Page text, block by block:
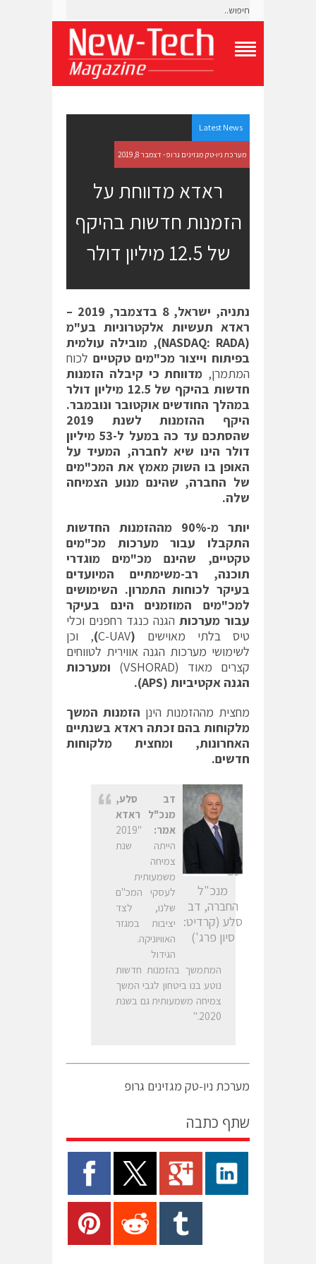
g
l
e
N
a
n
Latest News
מערכת ניו-טק מגזינים גרופ - דצמבר 8, 2019
ראדא מדווחת על
הזמנות חדשות בהיקף
של 12.5 מיליון דולר
נתניה, ישראל, 8 בדצמבר, 2019 –
ראדא תעשיות אלקטרוניות בע"מ
(
NASDAQ: RADA), מובילה עולמית
בפיתוח וייצור מכ"מים טקטיים לכוח
המתמרן, מדווחת כי קיבלה הזמנות
חדשות בהיקף של 12.5 מיליון דולר
במהלך החודשים אוקטובר ונובמבר.
היקף ההזמנות לשנת 2019
שהסתכם עד כה במעל ל-53 מיליון
דולר הינו שיא לחברה, המעיד על
האופן בו השוק מאמץ את המכ"מים
של החברה, שהינם מנוע הצמיחה
שלה.
יותר מ-90% מההזמנות החדשות
התקבלו עבור מערכות מכ"מים
טקטיים, שהינם מכ"מים מוגדרי
תוכנה, רב-משימתיים המיועדים
בעיקר לכוחות התמרון. השימושים
למכ"מים המוזמנים הינם בעיקר
עבור מערכות הגנה כנגד רחפנים וכלי
טיס בלתי מאוישים (
C-UAV
), וכן
לשימושי מערכות הגנה אווירית לטווחים
קצרים מאוד (VSHORAD)
ומערכות
הגנה אקטיביות (APS
).
מחצית מההזמנות הינן הזמנות המשך
מלקוחות בהם זכתה ראדא בשנתיים
האחרונות, ומחצית מלקוחות
חדשים.
מנכ"ל
החברה, דב
סלע (קרדיט:
סיון פרג')
דב סלע,
מנכ"ל ראדא
אמר:
"2019
הייתה שנת
צמיחה
משמעותית
לעסקי המכ"ם
שלנו, לצד
יציבות במגזר
האוויוניקה.
הגידול
המתמשך בהזמנות חדשות
נוטע בנו ביטחון לגבי המשך
צמיחה משמעותית גם בשנת
2020."
מערכת ניו-טק מגזינים גרופ
שתף כתבה